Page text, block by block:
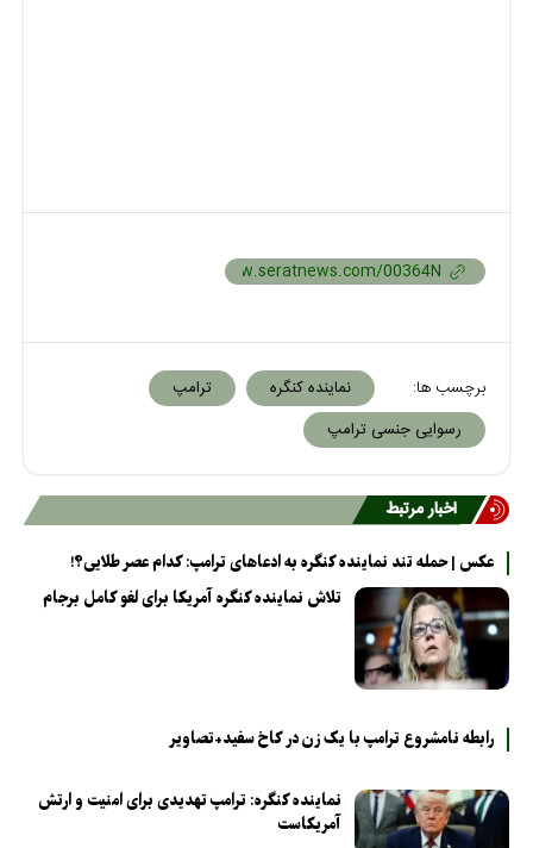
برچسب ها: نماینده کنگره
ترامپ
رسوایی جنسی ترامپ
اخبار مرتبط
عکس | حمله تند نماینده کنگره به ادعاهای ترامپ: کدام عصر طلایی؟!
تلاش نماینده کنگره آمریکا برای لغو کامل برجام
رابطه نامشروع ترامپ با یک زن در کاخ سفید+تصاویر
نماینده کنگره: ترامپ تهدیدی برای امنیت و ارتش
آمریکاست